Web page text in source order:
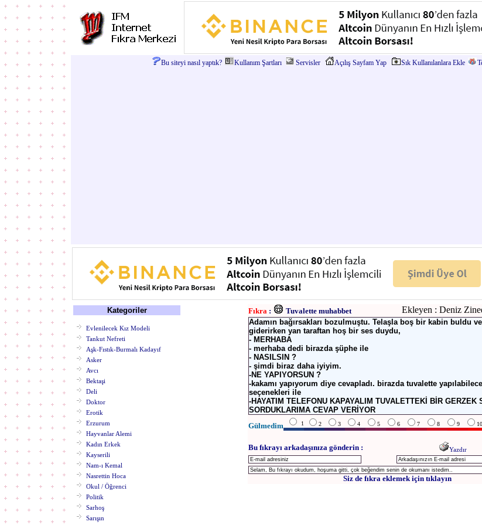
Bu siteyi nasıl yaptık? Kullanım Şartları Servisler Açılış Sayfam Yap Sık Kullanılanlara Ekle
Kategoriler
Evlenilecek Kız Modeli
Tankut Nefreti
Aşk-Fıstık-Burmalı Kadayıf
Asker
Avcı
Bektaşi
Deli
Doktor
Erotik
Erzurum
Hayvanlar Alemi
Kadın Erkek
Kayserili
Nam-ı Kemal
Nasrettin Hoca
Okul / Öğrenci
Politik
Sarhoş
Sarışın
Fıkra : Tuvalette muhabbet Ekleyen : Deniz
Adamın bağırsakları bozulmuştu. Telaşla boş bir kabin buldu
giderirken yan taraftan hoş bir ses duydu,
- MERHABA
- merhaba dedi birazda şüphe ile
- NASILSIN ?
- şimdi biraz daha iyiyim.
-NE YAPIYORSUN ?
-kakamı yapıyorum diye cevapladı. birazda tuvalette
seçenekleri ile
-HAYATIM TELEFONU KAPAYALIM TUVALETTEKİ BİR GERZEK
SORDUKLARIMA CEVAP VERİYOR
Gülmedim
1 2 3 4 5 6 7 8 9 10
Bu fıkrayı arkadaşınıza gönderin : Yazdır
Siz de fıkra eklemek için tıklayın